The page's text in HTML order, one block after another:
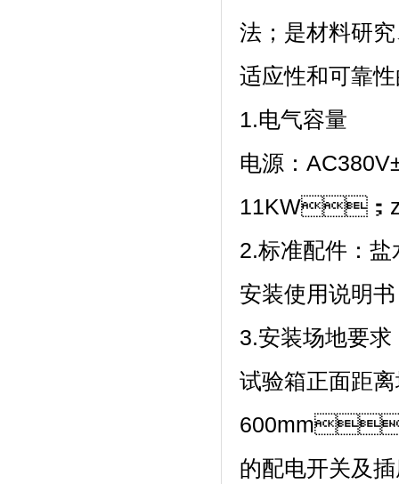
法；是材料研究
适应性和可靠性
1.电气容量
电源：
11KW；zui
2.标准配件：盐水
安装使用说明书
3.安装场地要求
试验箱正面距
600mm
的配电开关及插座